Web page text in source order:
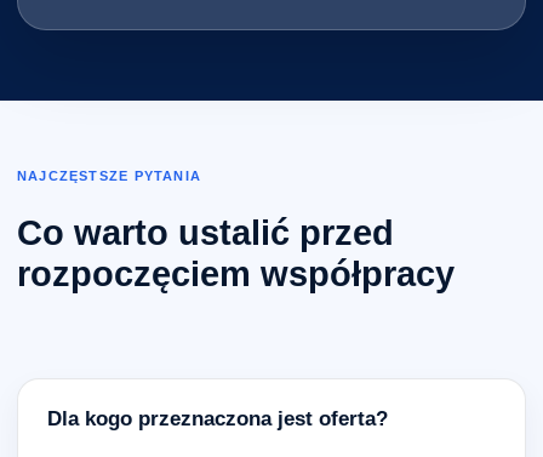
NAJCZĘSTSZE PYTANIA
Co warto ustalić przed
rozpoczęciem współpracy
Dla kogo przeznaczona jest oferta?